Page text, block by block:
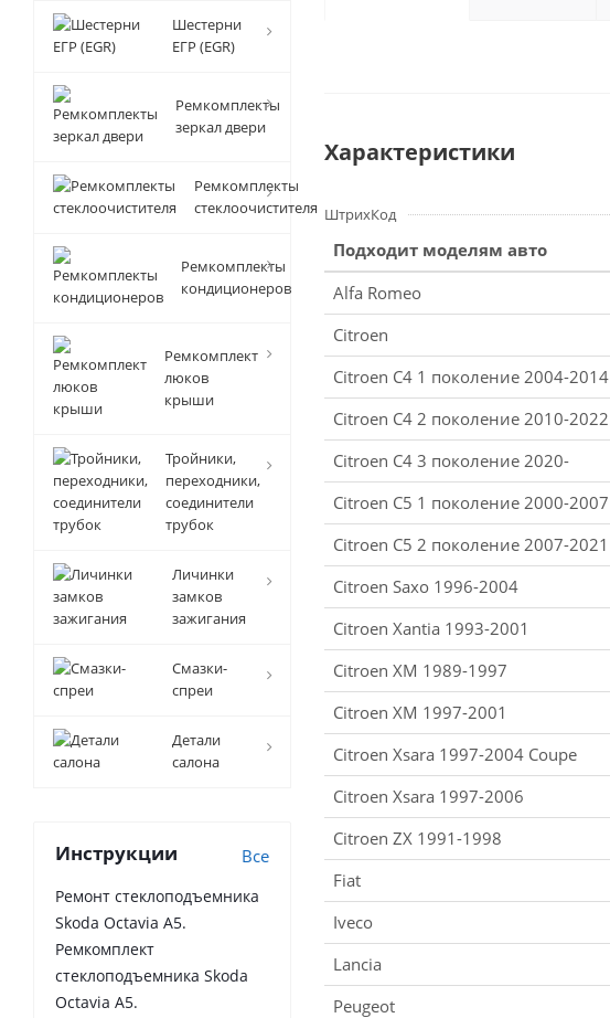
Шестерни
ЕГР (EGR)
Ремкомплекты
зеркал двери
Ремкомплекты
стеклоочистителя
Ремкомплекты
кондиционеров
Ремкомплект
люков
крыши
Тройники,
переходники,
соединители
трубок
Личинки
замков
зажигания
Смазки-
спреи
Детали
салона
Инструкции Все
Ремонт стеклоподъемника
Skoda Octavia A5.
Ремкомплект
стеклоподъемника Skoda
Octavia A5.
Характеристики
ШтрихКод
Подходит моделям авто
Alfa Romeo
Citroen
Citroen C4 1 поколение 2004-2014
Citroen C4 2 поколение 2010-2022
Citroen C4 3 поколение 2020-
Citroen C5 1 поколение 2000-2007
Citroen C5 2 поколение 2007-2021
Citroen Saxo 1996-2004
Citroen Xantia 1993-2001
Citroen XM 1989-1997
Citroen XM 1997-2001
Citroen Xsara 1997-2004 Coupe
Citroen Xsara 1997-2006
Citroen ZX 1991-1998
Fiat
Iveco
Lancia
Peugeot